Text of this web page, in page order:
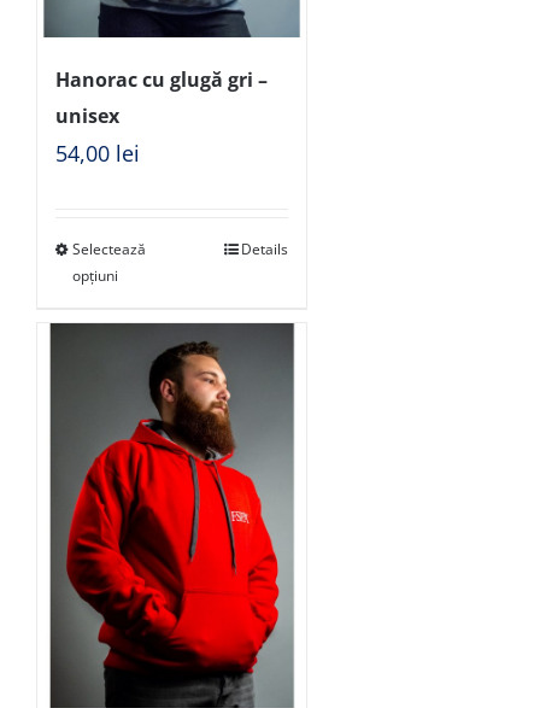
Hanorac cu glugă gri –
unisex
54,00 lei
Selectează
opțiuni
Details